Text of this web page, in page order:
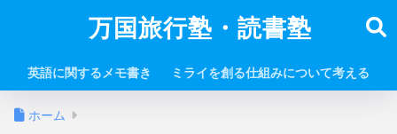
万国旅行塾・読書塾
英語に関するメモ書き ミライを創る仕組みについて考える
ホーム